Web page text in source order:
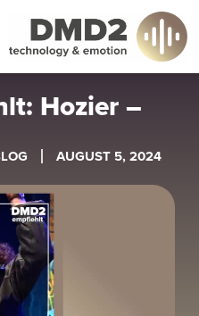
Hozier –
AUGUST 5, 2024